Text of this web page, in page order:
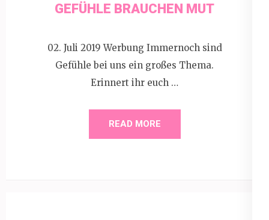
GEFÜHLE BRAUCHEN MUT
02. Juli 2019 Werbung Immernoch sind
Gefühle bei uns ein großes Thema.
Erinnert ihr euch …
READ MORE